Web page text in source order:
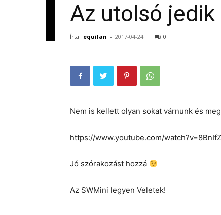
Az utolsó
Írta: equilan - 2017-04-24 0
Nem is kellett olyan sokat várnunk és
https://www.youtube.com/
Jó szórakozást hozzá
Az SWMini legyen Veletek!